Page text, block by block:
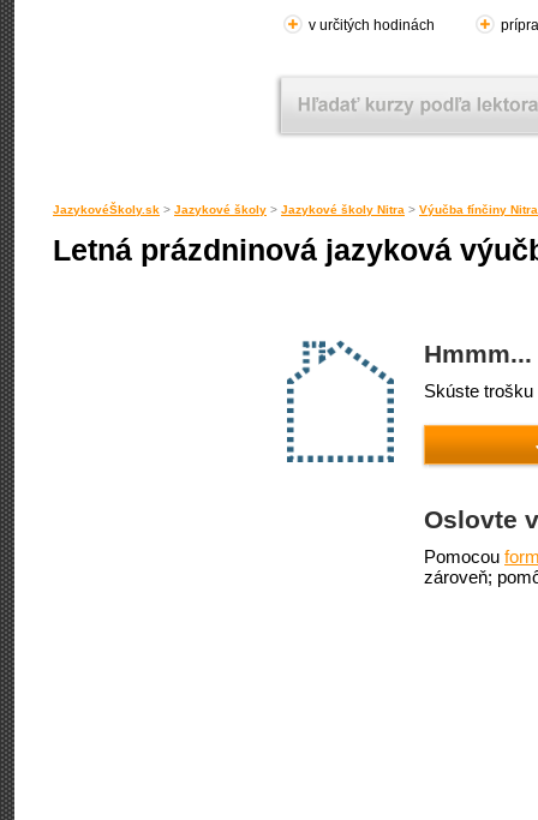
v určitých hodinách
JazykovéŠkoly.sk > Jazykové školy > Jazykové školy Nitra > Výučba fínčiny Nitra
Letná prázdninová jazyková
Skúste
Oslovte
Pomocou
zároveň;